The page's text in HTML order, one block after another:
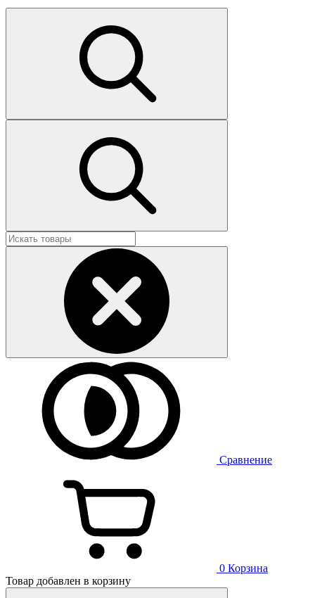
Сравнение
0 Корзина
Товар добавлен в корзину